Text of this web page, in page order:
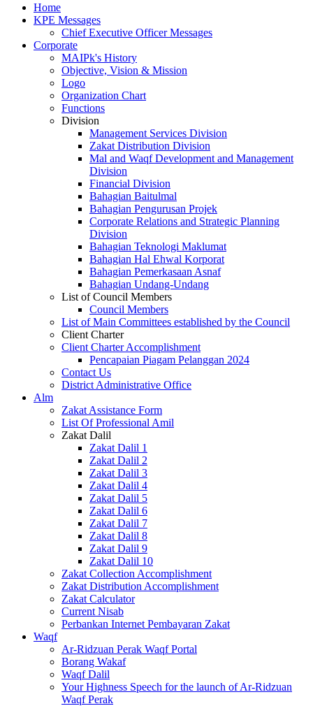
Home
KPE Messages
Chief Executive Officer Messages
Corporate
MAIPk's History
Objective, Vision & Mission
Logo
Organization Chart
Functions
Division
Management Services Division
Zakat Distribution Division
Mal and Waqf Development and Management
Division
Financial Division
Bahagian Baitulmal
Bahagian Pengurusan Projek
Corporate Relations and Strategic Planning
Division
Bahagian Teknologi Maklumat
Bahagian Hal Ehwal Korporat
Bahagian Pemerkasaan Asnaf
Bahagian Undang-Undang
List of Council Members
Council Members
List of Main Committees established by the Council
Client Charter
Client Charter Accomplishment
Pencapaian Piagam Pelanggan 2024
Contact Us
District Administrative Office
Alm
Zakat Assistance Form
List Of Professional Amil
Zakat Dalil
Zakat Dalil 1
Zakat Dalil 2
Zakat Dalil 3
Zakat Dalil 4
Zakat Dalil 5
Zakat Dalil 6
Zakat Dalil 7
Zakat Dalil 8
Zakat Dalil 9
Zakat Dalil 10
Zakat Collection Accomplishment
Zakat Distribution Accomplishment
Zakat Calculator
Current Nisab
Perbankan Internet Pembayaran Zakat
Waqf
Ar-Ridzuan Perak Waqf Portal
Borang Wakaf
Waqf Dalil
Your Highness Speech for the launch of Ar-Ridzuan
Waqf Perak